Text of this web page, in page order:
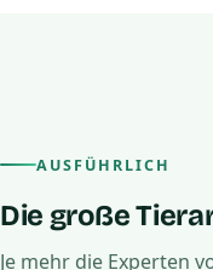
AUSFÜHRLICH
Die große
Je mehr die Experten